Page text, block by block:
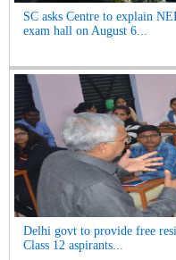
SC asks Centre to explain
exam hall on August 6...
Delhi govt to provide free
Class 12 aspirants...